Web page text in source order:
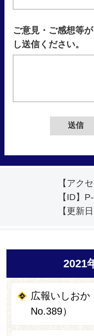
ご意見・ご感想等
し送信ください。
【アク
【ID】
【更新日
2021
広報いしおか
No.389）